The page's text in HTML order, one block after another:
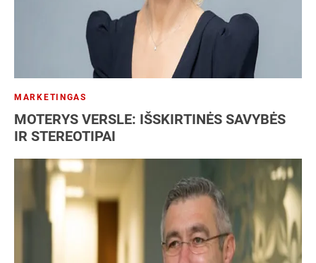
MARKETINGAS
MOTERYS VERSLE: IŠSKIRTINĖS SAVYBĖS
IR STEREOTIPAI